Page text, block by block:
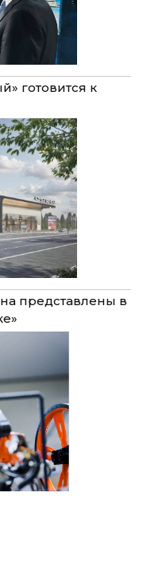
готовится к
представлены в